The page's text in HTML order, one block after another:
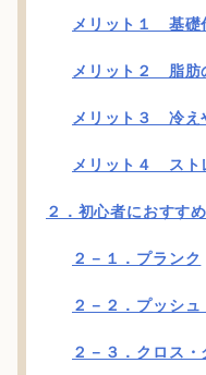
メリット１ 基礎
メリット２ 脂肪
メリット３ 冷え
メリット４ スト
２．初心者におすす
２－１．プランク
２－２．プッシ
２－３．クロス